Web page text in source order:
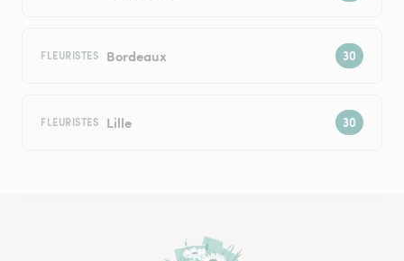
FLEURISTES Bordeaux
FLEURISTES Lille